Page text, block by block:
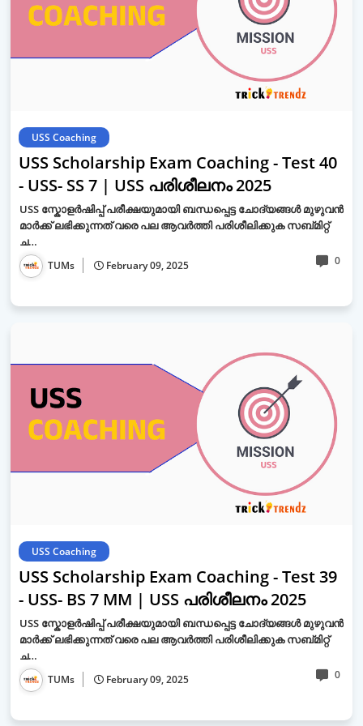
USS Coaching
USS Scholarship Exam Coaching - Test 40
- USS- SS 7 | USS പരിശീലനം 2025
USS സ്കോളർഷിപ്പ് പരീക്ഷയുമായി ബന്ധപ്പെട്ട ചോദ്യങ്ങൾ മുഴുവൻ
മാർക്ക് ലഭിക്കുന്നത് വരെ പല ആവർത്തി പരിശീലിക്കുക സബ്മിറ്റ്
ച…
TUMs February 09, 2025 0
USS Coaching
USS Scholarship Exam Coaching - Test 39
- USS- BS 7 MM | USS പരിശീലനം 2025
USS സ്കോളർഷിപ്പ് പരീക്ഷയുമായി ബന്ധപ്പെട്ട ചോദ്യങ്ങൾ മുഴുവൻ
മാർക്ക് ലഭിക്കുന്നത് വരെ പല ആവർത്തി പരിശീലിക്കുക സബ്മിറ്റ്
ച…
TUMs February 09, 2025 0